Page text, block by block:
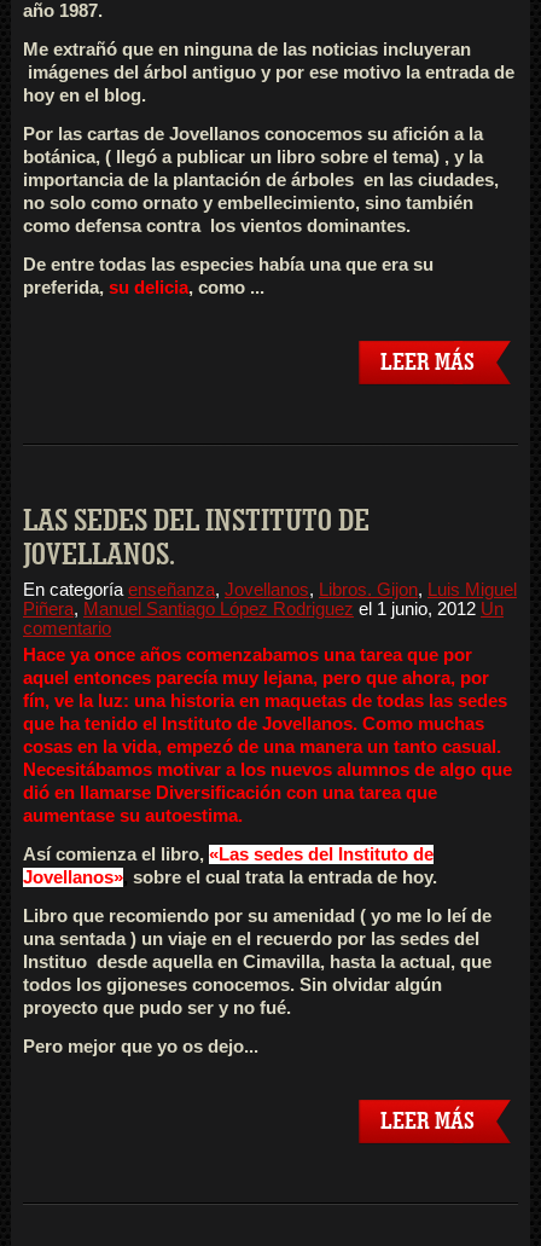
año 1987.
Me extrañó que en ninguna de las noticias incluyeran
imágenes del árbol antiguo y por ese motivo la entrada de
hoy en el blog.
Por las cartas de Jovellanos conocemos su afición a la
botánica, ( llegó a publicar un libro sobre el tema) , y la
importancia de la plantación de árboles en las ciudades,
no solo como ornato y embellecimiento, sino también
como defensa contra los vientos dominantes.
De entre todas las especies había una que era su
preferida, su delicia, como ...
LEER MÁS
LAS SEDES DEL INSTITUTO DE
JOVELLANOS.
En categoría enseñanza, Jovellanos, Libros. Gijon,
Luis Miguel
Piñera, Manuel Santiago López Rodriguez el 1 junio, 2012 Un
comentario
Hace ya once años comenzabamos una tarea que por
aquel entonces parecía muy lejana, pero que ahora, por
fín, ve la luz: una historia en maquetas de todas las sedes
que ha tenido el Instituto de Jovellanos. Como muchas
cosas en la vida, empezó de una manera un tanto casual.
Necesitábamos motivar a los nuevos alumnos de algo que
dió en llamarse Diversificación con una tarea que
aumentase su autoestima.
Así comienza el libro, «Las sedes del Instituto de
Jovellanos», sobre el cual trata la entrada de hoy.
Libro que recomiendo por su amenidad ( yo me lo leí de
una sentada ) un viaje en el recuerdo por las sedes del
Instituo desde aquella en Cimavilla, hasta la actual, que
todos los gijoneses conocemos. Sin olvidar algún
proyecto que pudo ser y no fué.
Pero mejor que yo os dejo...
LEER MÁS